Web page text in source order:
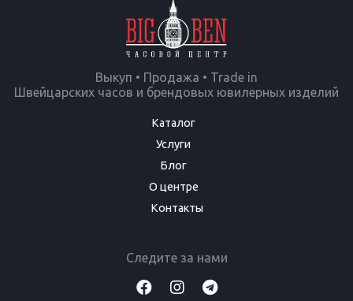
Выкуп • Продажа • Trade in
Швейцарских часов и брендовых ювилерных изделий
Каталог
Услуги
Блог
О центре
Контакты
Следите за нами